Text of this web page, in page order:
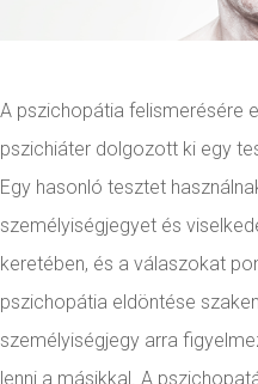
A pszichopátia felismerésére
pszichiáter dolgozott ki egy
Egy hasonló tesztet
személyiségjegyet és
keretében, és a válaszokat
pszichopátia eldöntése
személyiségjegy arra
lenni a másikkal. A